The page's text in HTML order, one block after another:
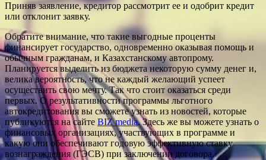
Приняв заявление, кредитор рассмотрит ее и одобрит кредит
или отклонит заявку.
Обратите внимание, что такие выгодные проценты
финансирует государство, одновременно оказывая помощь и
обычным гражданам, и Казахстанскому автопрому.
Планируется выделить из бюджета некоторую сумму денег и,
велика вероятность, что не каждый желающий успеет
осуществить свою мечту. Так что стоит оказаться среди
первых. О результативности программы льготного
автокредитования вы сможете узнать из новостей, которые
публикуются на сайте BIZ media. Здесь же вы можете узнать о
финансовых организациях, участвующих в программе и
какую они обеспечивают годовую эффективную ставку
вознаграждения (ГЭСВ) при заключении договора.